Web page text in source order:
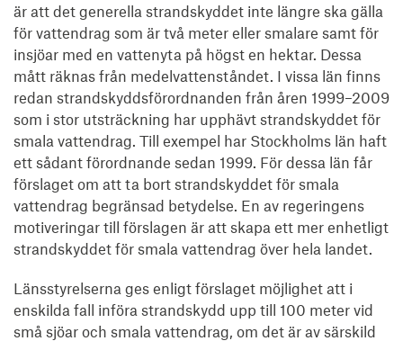
är att det generella strandskyddet inte längre ska gälla
för vattendrag som är två meter eller smalare samt för
insjöar med en vattenyta på högst en hektar. Dessa
mått räknas från medelvattenståndet. I vissa län finns
redan strandskyddsförordnanden från åren 1999–2009
som i stor utsträckning har upphävt strandskyddet för
smala vattendrag. Till exempel har Stockholms län haft
ett sådant förordnande sedan 1999. För dessa län får
förslaget om att ta bort strandskyddet för smala
vattendrag begränsad betydelse. En av regeringens
motiveringar till förslagen är att skapa ett mer enhetligt
strandskyddet för smala vattendrag över hela landet.
Länsstyrelserna ges enligt förslaget möjlighet att i
enskilda fall införa strandskydd upp till 100 meter vid
små sjöar och smala vattendrag, om det är av särskild